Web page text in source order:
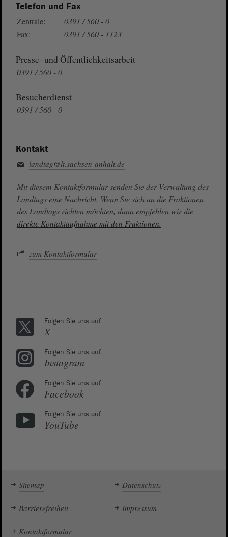
Telefon und Fax
Zentrale:
0391 / 560 - 0
Fax:
0391 / 560 - 1123
Presse- und Öffentlichkeitsarbeit
0391 / 560 - 0
Besucherdienst
0391 / 560 - 0
Kontakt
landtag@lt.sachsen-anhalt.de
Mit diesem Kontaktformular senden Sie der Verwaltung des
Landtags eine Nachricht. Wenn Sie sich an die Fraktionen
des Landtags richten möchten, dann empfehlen wir die
direkte Kontaktaufnahme mit den Fraktionen.
zum Kontaktformular
Folgen Sie uns auf
X
Folgen Sie uns auf
Instagram
Folgen Sie uns auf
Facebook
Folgen Sie uns auf
YouTube
Sitemap Datenschutz
Barrierefreiheit Impressum
Kontaktformular